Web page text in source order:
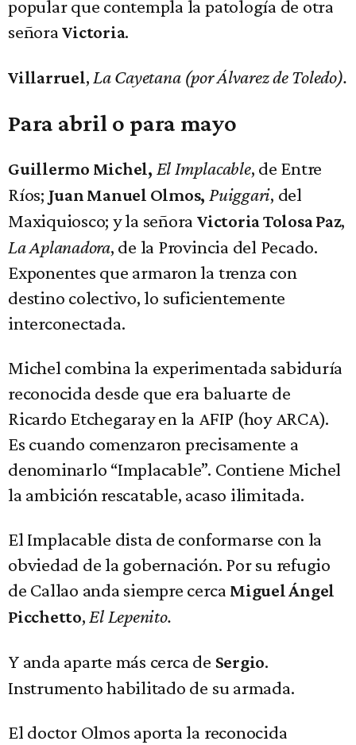
popular que contempla la patología de otra
señoraVictoria.
Villarruel, La Cayetana (por Álvarez de Toledo).
Para abril o para mayo
Guillermo Michel, El Implacable, de Entre
Ríos; Juan Manuel Olmos, Puiggari, del
Maxiquiosco; y la señora Victoria Tolosa Paz,
La Aplanadora, de la Provincia del Pecado.
Exponentes que armaron la trenza con
destino colectivo, lo suficientemente
interconectada.
Michel combina la experimentada sabiduría
reconocida desde que era baluarte de
Ricardo Etchegaray en la AFIP (hoy ARCA).
Es cuando comenzaron precisamente a
denominarlo “Implacable”. Contiene Michel
la ambición rescatable, acaso ilimitada.
El Implacable dista de conformarse con la
obviedad de la gobernación. Por su refugio
de Callao anda siempre cerca Miguel Ángel
Picchetto, El Lepenito.
Y anda aparte más cerca de Sergio.
Instrumento habilitado de su armada.
El doctor Olmos aporta la reconocida